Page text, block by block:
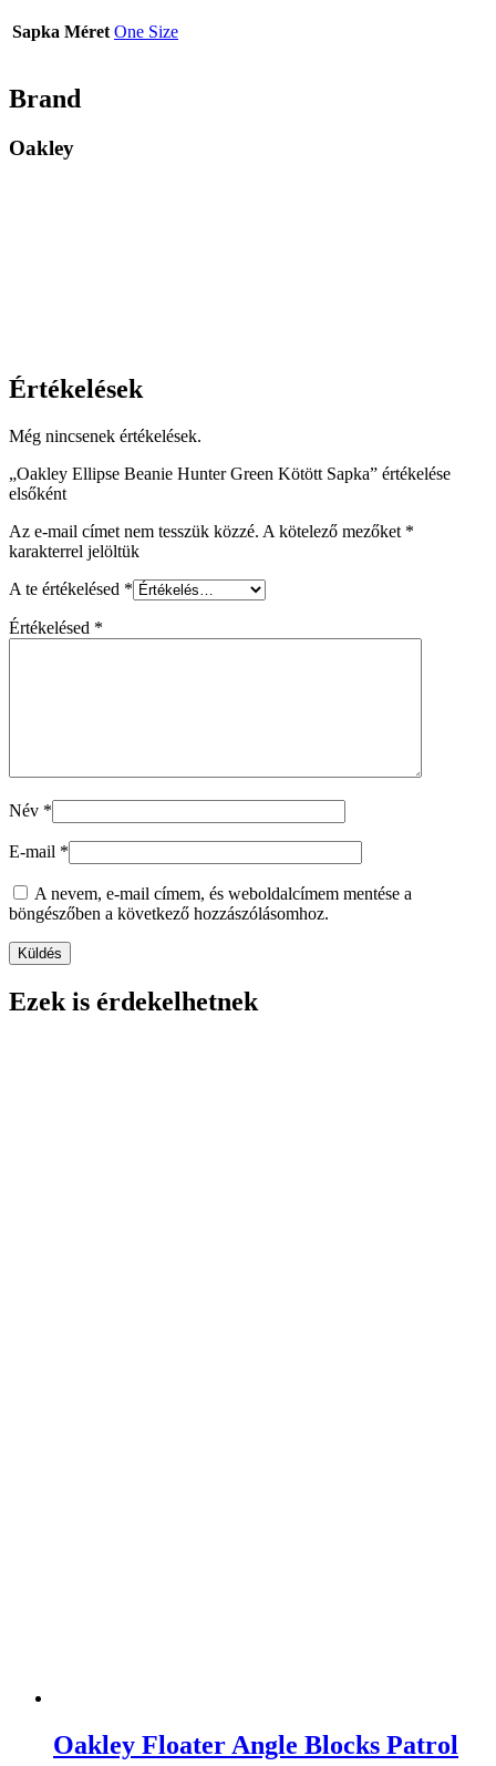
Sapka Méret One Size
Brand
Oakley
Értékelések
Még nincsenek értékelések.
„Oakley Ellipse Beanie Hunter Green Kötött Sapka” értékelése
elsőként
Az e-mail címet nem tesszük közzé. A kötelező mezőket *
karakterrel jelöltük
A te értékelésed *
Értékelésed *
Név *
E-mail *
A nevem, e-mail címem, és weboldalcímem mentése a
böngészőben a következő hozzászólásomhoz.
Ezek is érdekelhetnek
Oakley Floater Angle Blocks Patrol